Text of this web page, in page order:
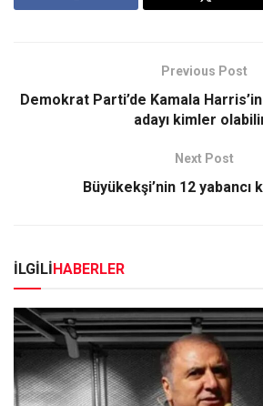
Previous Post
Demokrat Parti’de Kamala Harris’in
adayı kimler
Next Post
Büyükekşi’nin 12 yabancı
İLGİLİHABERLER